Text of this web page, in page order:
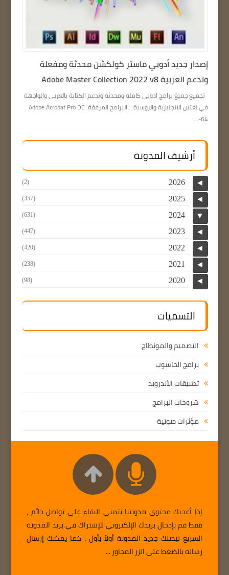
إصدار جديد أدوبي ماستر كولكشن محدثة ومفعلة
وتدعم العربية Adobe Master Collection 2022 v8
تجميع جميع برامج ادوبي كاملة ومحدثة وتدعم الكتابة بالعربي والواجهة
في لغتين الانجليزية والروسية… البرامج المرفقة: Adobe Acrobat Pro DC
64-...
أرشيف المدونة
◄
2026
(2)
◄
2025
(357)
▼
2024
(631)
◄
2023
(447)
◄
2022
(420)
◄
2021
(238)
◄
2020
(98)
التسميات
التصميم والمونطاج
برامج الحاسوب
تطبيقات الأندرويد
شروحات البرامج
مؤثرات صوتية
إذا أعجبك محتوى مدونتنا نتمنى البقاء على تواصل دائم ،
فقط قم بإدخال بريدك الإلكتروني للإشتراك في بريد المدونة
السريع ليصلك جديد المدونة أولاً بأول ، كما يمكنك إرسال
رساله بالضغط على الزر المجاور ...